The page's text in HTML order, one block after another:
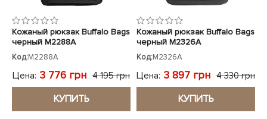
Кожаный рюкзак Buffalo Bags
черный M2288A
Код:M2288A
Цена: 3 776 грн 4 195 грн
КУПИТЬ
Кожаный рюкзак Buffalo Bags
черный M2326A
Код:M2326A
Цена: 3 897 грн 4 330 грн
КУПИТЬ